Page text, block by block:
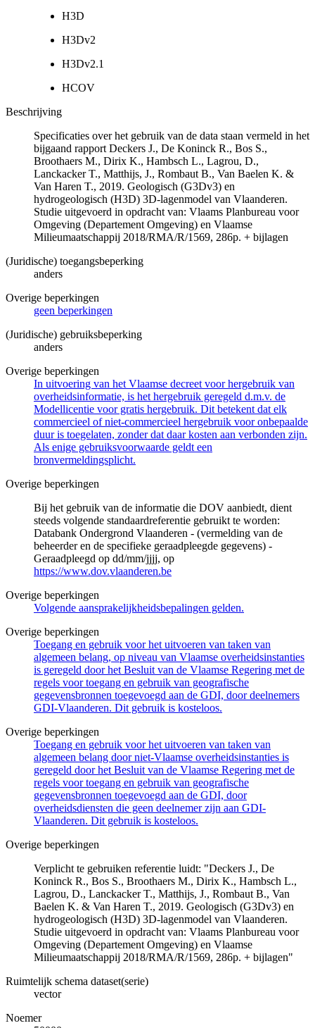
H3D
H3Dv2
H3Dv2.1
HCOV
Beschrijving
Specificaties over het gebruik van de data staan vermeld in het
bijgaand rapport Deckers J., De Koninck R., Bos S.,
Broothaers M., Dirix K., Hambsch L., Lagrou, D.,
Lanckacker T., Matthijs, J., Rombaut B., Van Baelen K. &
Van Haren T., 2019. Geologisch (G3Dv3) en
hydrogeologisch (H3D) 3D-lagenmodel van Vlaanderen.
Studie uitgevoerd in opdracht van: Vlaams Planbureau voor
Omgeving (Departement Omgeving) en Vlaamse
Milieumaatschappij 2018/RMA/R/1569, 286p. + bijlagen
(Juridische) toegangsbeperking
anders
Overige beperkingen
geen beperkingen
(Juridische) gebruiksbeperking
anders
Overige beperkingen
In uitvoering van het Vlaamse decreet voor hergebruik van
overheidsinformatie, is het hergebruik geregeld d.m.v. de
Modellicentie voor gratis hergebruik. Dit betekent dat elk
commercieel of niet-commercieel hergebruik voor onbepaalde
duur is toegelaten, zonder dat daar kosten aan verbonden zijn.
Als enige gebruiksvoorwaarde geldt een
bronvermeldingsplicht.
Overige beperkingen
Bij het gebruik van de informatie die DOV aanbiedt, dient
steeds volgende standaardreferentie gebruikt te worden:
Databank Ondergrond Vlaanderen - (vermelding van de
beheerder en de specifieke geraadpleegde gegevens) -
Geraadpleegd op dd/mm/jjjj, op
https://www.dov.vlaanderen.be
Overige beperkingen
Volgende aansprakelijkheidsbepalingen gelden.
Overige beperkingen
Toegang en gebruik voor het uitvoeren van taken van
algemeen belang, op niveau van Vlaamse overheidsinstanties
is geregeld door het Besluit van de Vlaamse Regering met de
regels voor toegang en gebruik van geografische
gegevensbronnen toegevoegd aan de GDI, door deelnemers
GDI-Vlaanderen. Dit gebruik is kosteloos.
Overige beperkingen
Toegang en gebruik voor het uitvoeren van taken van
algemeen belang door niet-Vlaamse overheidsinstanties is
geregeld door het Besluit van de Vlaamse Regering met de
regels voor toegang en gebruik van geografische
gegevensbronnen toegevoegd aan de GDI, door
overheidsdiensten die geen deelnemer zijn aan GDI-
Vlaanderen. Dit gebruik is kosteloos.
Overige beperkingen
Verplicht te gebruiken referentie luidt: "Deckers J., De
Koninck R., Bos S., Broothaers M., Dirix K., Hambsch L.,
Lagrou, D., Lanckacker T., Matthijs, J., Rombaut B., Van
Baelen K. & Van Haren T., 2019. Geologisch (G3Dv3) en
hydrogeologisch (H3D) 3D-lagenmodel van Vlaanderen.
Studie uitgevoerd in opdracht van: Vlaams Planbureau voor
Omgeving (Departement Omgeving) en Vlaamse
Milieumaatschappij 2018/RMA/R/1569, 286p. + bijlagen"
Ruimtelijk schema dataset(serie)
vector
Noemer